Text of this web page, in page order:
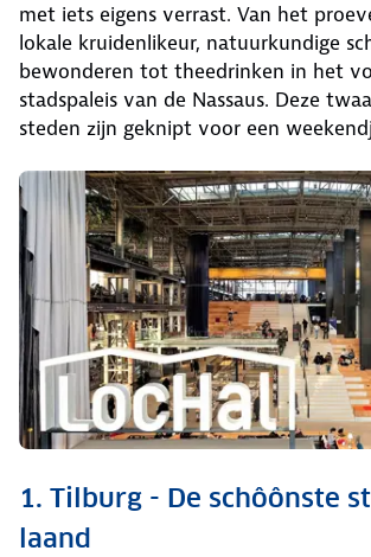
met iets eigens verrast. Van het
lokale kruidenlikeur, natuurkundige
bewonderen tot theedrinken in het
stadspaleis van de Nassaus. Deze
steden zijn geknipt voor een
1. Tilburg - De schôônste
laand